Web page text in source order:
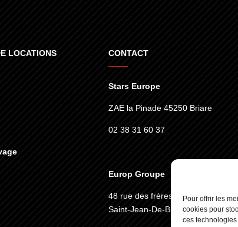
Pour offrir les
cookies pour
ces
LOCATIONS CONTACT
Stars Europe
ZAE la Pinade 45250 Briare
02 38 31 60 37
Europ Groupe
48 rue des frères lumières45800
Saint-Jean-De-Braye